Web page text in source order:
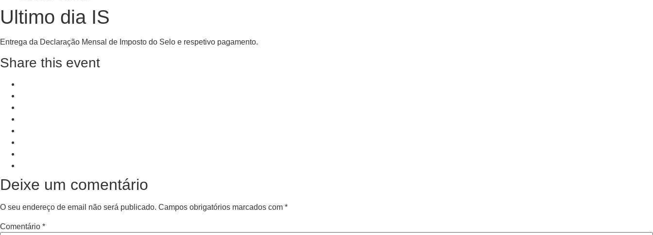
Ultimo dia IS
Entrega da Declaração Mensal de Imposto do Selo e respetivo pagamento.
Share this event
Deixe um comentário
O seu endereço de email não será publicado. Campos obrigatórios marcados com *
Comentário *